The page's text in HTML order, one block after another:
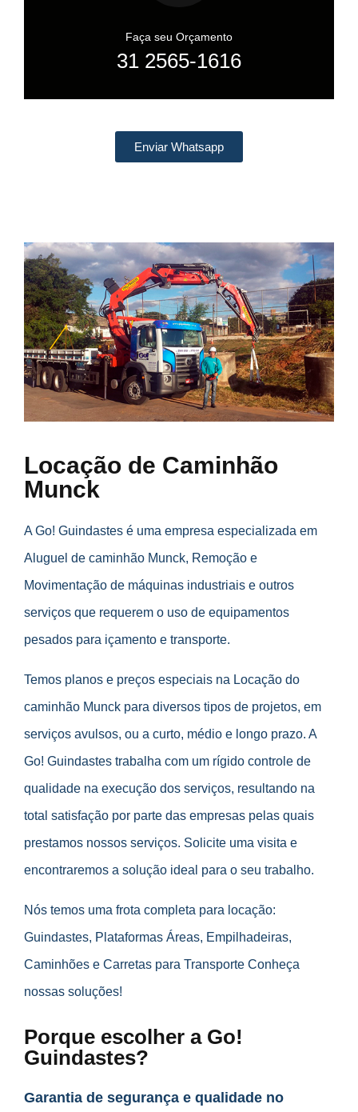
Faça seu Orçamento
31 2565-1616
Enviar Whatsapp
Locação de Caminhão
Munck
A Go! Guindastes é uma empresa especializada em
Aluguel de caminhão Munck, Remoção e
Movimentação de máquinas industriais e outros
serviços que requerem o uso de equipamentos
pesados para içamento e transporte.
Temos planos e preços especiais na Locação do
caminhão Munck para diversos tipos de projetos, em
serviços avulsos, ou a curto, médio e longo prazo. A
Go! Guindastes trabalha com um rígido controle de
qualidade na execução dos serviços, resultando na
total satisfação por parte das empresas pelas quais
prestamos nossos serviços. Solicite uma visita e
encontraremos a solução ideal para o seu trabalho.
Nós temos uma frota completa para locação:
Guindastes, Plataformas Áreas, Empilhadeiras,
Caminhões e Carretas para Transporte Conheça
nossas soluções!
Porque escolher a Go!
Guindastes?
Garantia de segurança e qualidade no